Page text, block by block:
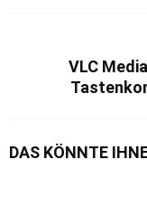
VLC
DAS KÖNNTE